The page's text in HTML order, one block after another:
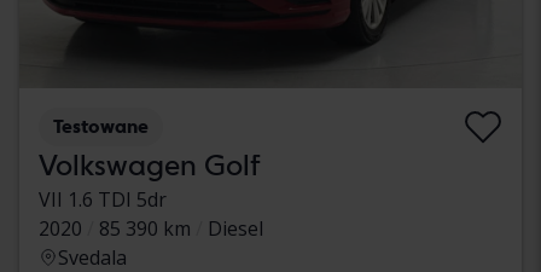
Testowane
Volkswagen Golf
VII 1.6 TDI 5dr
2020
85 390 km
Diesel
Svedala